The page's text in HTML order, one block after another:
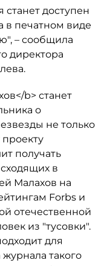
доступен
в печатном виде
– сообщила
директора
b> станет
о
не только
получать
в
Малахов на
Forbs и
отечественной
из "тусовки".
для
такого